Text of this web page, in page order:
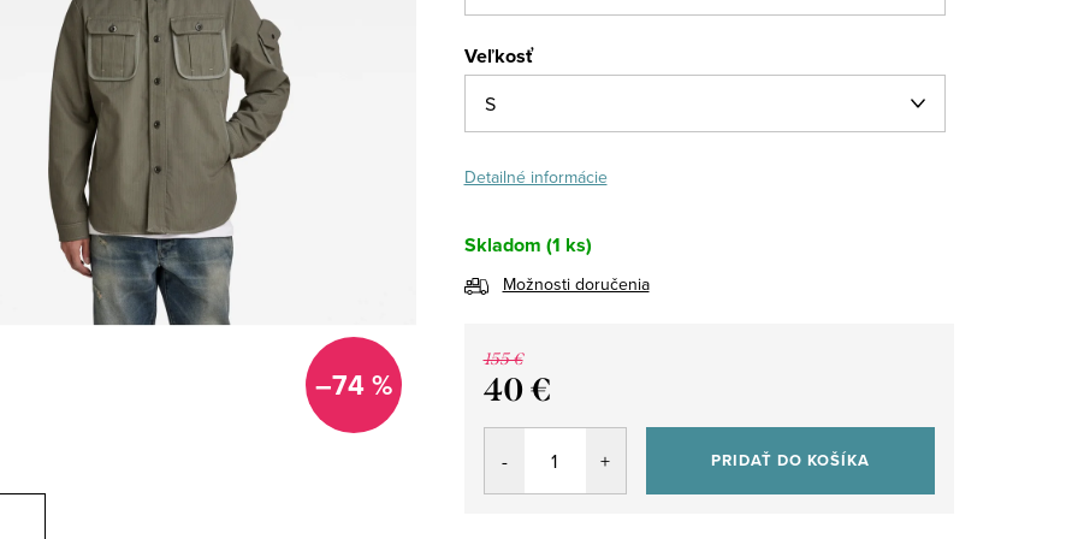
–74 %
Veľkosť
Detailné informácie
Skladom (1 ks)
Možnosti doručenia
155 €
40 €
Jednotková
PRIDAŤ DO KOŠÍKA